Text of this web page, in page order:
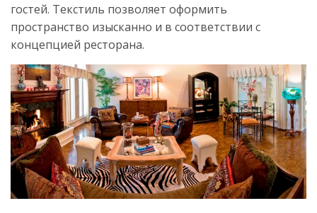
гостей. Текстиль позволяет оформить
пространство изысканно и в соответствии с
концепцией ресторана.